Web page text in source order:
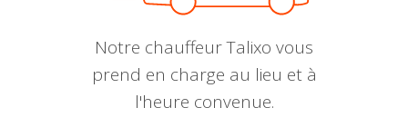
Notre chauffeur Talixo vous
prend en charge au lieu et à
l'heure convenue.